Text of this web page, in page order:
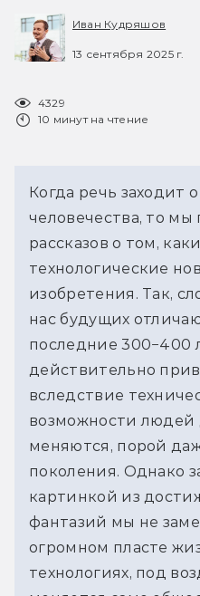
Иван Кудряшов
13 сентября 2025 г.
4329
10 минут на чтение
Когда речь заходит
человечества, то
рассказов о том,
технологические
изобретения. Так,
нас будущих
последние 300−400
действительно
вследствие
возможности людей
меняются, порой
поколения. Однако
картинкой из
фантазий мы не
огромном пласте
технологиях, под